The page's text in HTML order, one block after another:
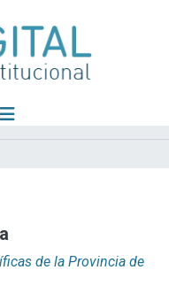
de la Provincia de